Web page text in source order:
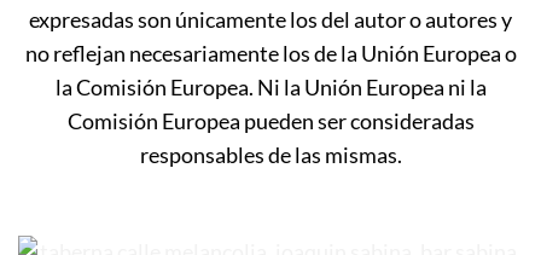
expresadas son únicamente los del autor o autores y
no reflejan necesariamente los de la Unión Europea o
la Comisión Europea. Ni la Unión Europea ni la
Comisión Europea pueden ser consideradas
responsables de las mismas.